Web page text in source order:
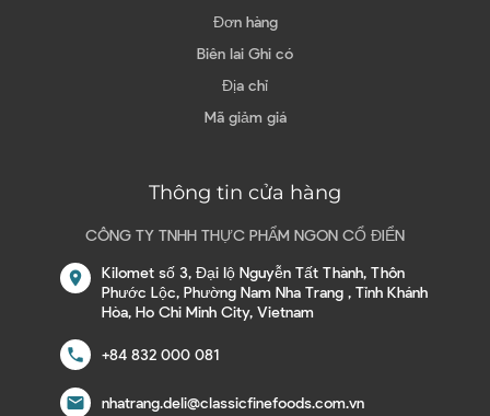
Đơn hàng
Biên lai Ghi có
Địa chỉ
Mã giảm giá
Thông tin cửa hàng
CÔNG TY TNHH THỰC PHẨM NGON CỔ ĐIỂN
location_on
Kilomet số 3, Đại lộ Nguyễn Tất Thành, Thôn
Phước Lộc, Phường Nam Nha Trang , Tỉnh Khánh
Hòa, Ho Chi Minh City, Vietnam
call +84 832 000 081
email nhatrang.deli@classicfinefoods.com.vn